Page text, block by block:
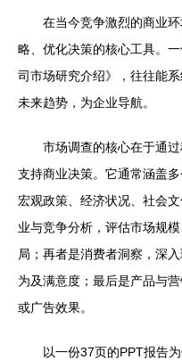
在当今竞争激烈的商业
略、优化决策的核心工具。
司市场研究介绍》，往往能
未来趋势，为企业导航。
市场调查的核心在于通
支持商业决策。它通常涵盖
宏观政策、经济状况、社会
业与竞争分析，评估市场规
局；再者是消费者洞察，深
为及满意度；最后是产品与
或广告效果。
以一份37页的PPT报告